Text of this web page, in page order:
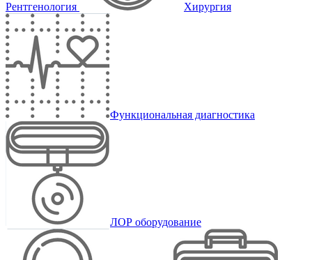
Рентгенология Хирургия
Функциональная диагностика
ЛОР оборудование